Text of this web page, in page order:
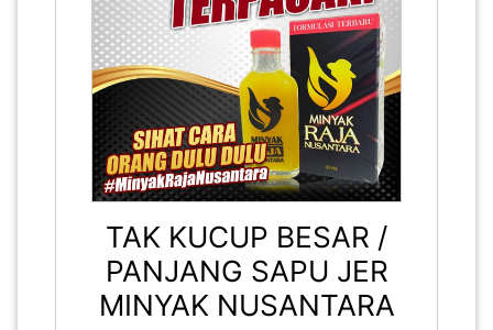
TAK KUCUP BESAR /
PANJANG SAPU JER
MINYAK NUSANTARA